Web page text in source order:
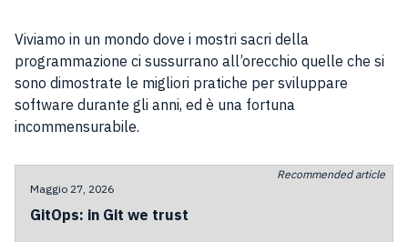
Viviamo in un mondo dove i mostri sacri della
programmazione ci sussurrano all’orecchio quelle che si
sono dimostrate le migliori pratiche per sviluppare
software durante gli anni, ed è una fortuna
incommensurabile.
Recommended article
Maggio 27, 2026
GitOps: in Git we trust